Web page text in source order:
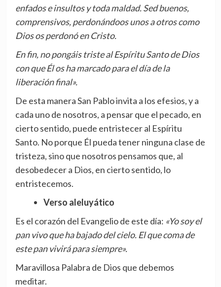
enfados e insultos y toda maldad. Sed buenos,
comprensivos, perdonándoos unos a otros como
Dios os perdonó en Cristo.
En fin, no pongáis triste al Espíritu Santo de Dios
con que Él os ha marcado para el día de la
liberación final».
De esta manera San Pablo invita a los efesios, y a
cada uno de nosotros, a pensar que el pecado, en
cierto sentido, puede entristecer al Espíritu
Santo. No porque Él pueda tener ninguna clase de
tristeza, sino que nosotros pensamos que, al
desobedecer a Dios, en cierto sentido, lo
entristecemos.
Verso aleluyático
Es el corazón del Evangelio de este día: «Yo soy el
pan vivo que ha bajado del cielo. El que coma de
este pan vivirá para siempre».
Maravillosa Palabra de Dios que debemos
meditar.